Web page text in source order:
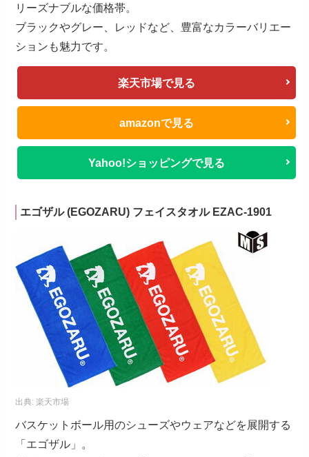
リーズナブルな価格帯。
ブラックやグレー、レッドなど、豊富なカラーバリエー
ションも魅力です。
楽天市場で見る
amazonで見る
Yahoo!ショッピングで見る
エゴザル (EGOZARU) フェイスタオル EZAC-1901
出典:楽天市場
バスケットボール用のシューズやウェアなどを展開する
「エゴザル」。